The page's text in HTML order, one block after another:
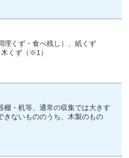
理くず・食べ残し）、紙くず
くず（※1）
棚・机等、通常の収集では大きす
きないもののうち、木製のもの